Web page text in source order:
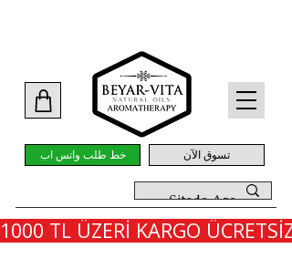
خط طلب واتس اب تسوق الآن
1000 TL ÜZERİ KARGO